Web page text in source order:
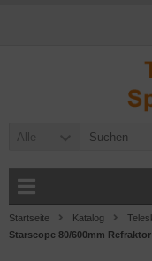
Alle
Startseite Katalog
Starscope 80/600mm